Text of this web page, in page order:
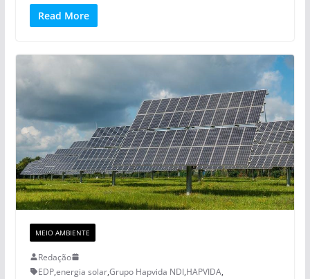
Read More
MEIO AMBIENTE
Redação
EDP,energia solar,Grupo Hapvida NDI,HAPVIDA,